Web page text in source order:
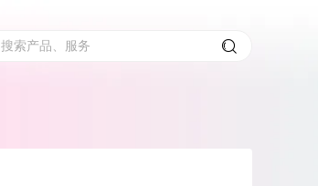
搜索产品、服务